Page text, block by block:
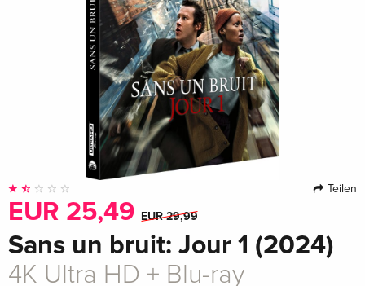
Teilen
EUR 25,49 EUR 29,99
Sans un bruit: Jour 1 (2024)
4K Ultra HD + Blu-ray